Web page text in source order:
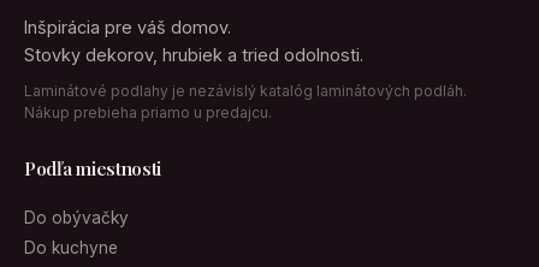
Inšpirácia pre váš domov.
Stovky dekorov, hrubiek a tried odolnosti.
Laminátové podlahy je nezávislý katalóg laminátových podláh.
Nákup prebieha priamo u predajcu.
Podľa miestnosti
Do obývačky
Do kuchyne